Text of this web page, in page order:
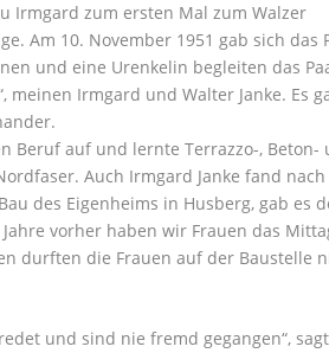
Irmgard zum ersten Mal zum Walzer
Am 10. November 1951 gab sich das
und eine Urenkelin begleiten das
Irmgard und Walter Janke. Es
Beruf auf und lernte Terrazzo-, Beton-
Auch Irmgard Janke fand nach
des Eigenheims in Husberg, gab es
vorher haben wir Frauen das
durften die Frauen auf der Baustelle
und sind nie fremd gegangen“, sagt